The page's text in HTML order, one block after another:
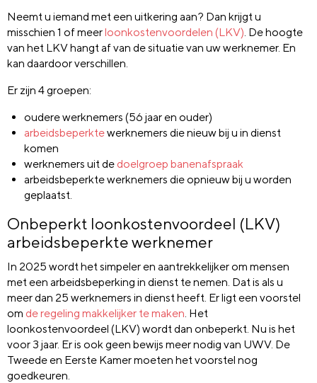
Neemt u iemand met een uitkering aan? Dan krijgt u
misschien 1 of meerloonkostenvoordelen (LKV) . De hoogte
van het LKV hangt af van de situatie van uw werknemer. En
kan daardoor verschillen.
Er zijn 4 groepen:
oudere werknemers (56 jaar en ouder)
arbeidsbeperktewerknemers die nieuw bij u in dienst
komen
werknemers uit de doelgroep banenafspraak
arbeidsbeperkte werknemers die opnieuw bij u worden
geplaatst.
Onbeperkt loonkostenvoordeel (LKV)
arbeidsbeperkte werknemer
In 2025 wordt het simpeler en aantrekkelijker om mensen
met een arbeidsbeperking in dienst te nemen. Dat is als u
meer dan 25 werknemers in dienst heeft. Er ligt een voorstel
om de regeling makkelijker te maken . Het
loonkostenvoordeel (LKV) wordt dan onbeperkt. Nu is het
voor 3 jaar. Er is ook geen bewijs meer nodig van UWV. De
Tweede en Eerste Kamer moeten het voorstel nog
goedkeuren.